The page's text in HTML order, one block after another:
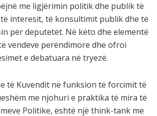
me ligjërimin politik dhe publik të
interesit, të konsultimit publik dhe të
për deputetët. Në këto dhe elementë
vendeve perëndimore dhe ofroi
e debatuara në tryezë.
të Kuvendit në funksion të forcimit të
me njohuri e praktika të mira të
Politike, është një think-tank me